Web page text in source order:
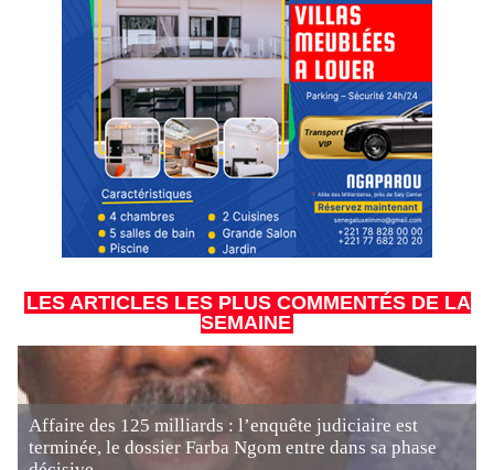
LES ARTICLES LES PLUS COMMENTÉS DE LA
SEMAINE
Affaire des 125 milliards : l’enquête judiciaire est
terminée, le dossier Farba Ngom entre dans sa phase